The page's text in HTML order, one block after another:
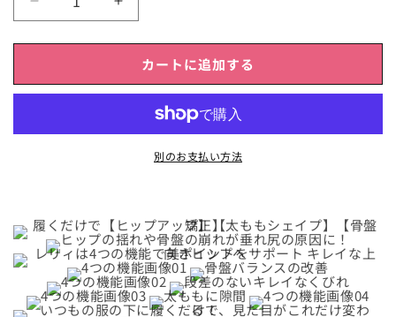
LERIE（レ
ガ
ド
量
を
減
ら
す
LERIE（レ
【PG
ガ
ド
量
を
増
や
す
カートに追加する
別のお支払い方法